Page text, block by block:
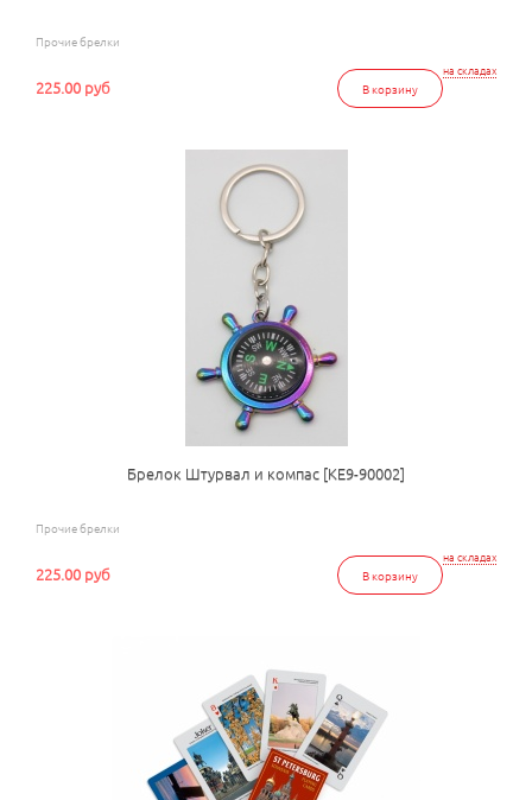
Прочие брелки
на складах
В корзину
225.00 руб
Брелок Штурвал и компас [КЕ9-90002]
Прочие брелки
на складах
В корзину
225.00 руб